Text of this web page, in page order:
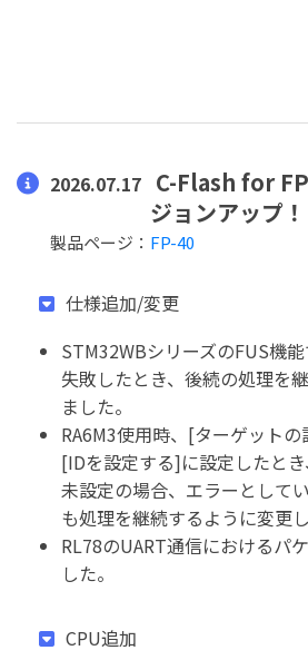
2026.07.17 C-Flash for
ジョンアップ！
製品ページ： FP-40
仕様追加/変更
STM32WBシリーズのFUS機
失敗したとき、後続の処理を
ました。
RA6M3使用時、[ターゲット
[IDを設定する]に設定したと
未設定の場合、エラーとして
も処理を継続するように変更し
RL78のUART通信におけるパ
した。
CPU追加